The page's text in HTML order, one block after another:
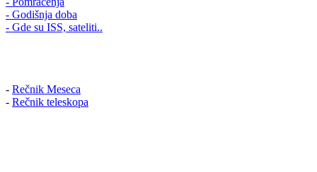
- Godišnja doba
- Gde su ISS, sateliti..
- Rečnik Meseca
- Rečnik teleskopa